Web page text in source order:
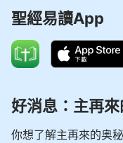
聖經易讀App
好消息：主再來
你想了解主再來的奥